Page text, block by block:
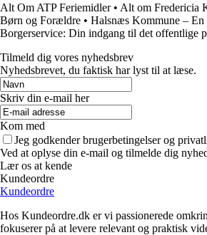
Alt Om ATP Feriemidler• Alt om Fredericia
Børn og Forældre • Halsnæs Kommune –
Borgerservice: Din indgang til det offentlige
Tilmeld dig vores nyhedsbrev
Nyhedsbrevet, du faktisk har lyst til at læse.
Skriv din e-mail her
Kom med
Jeg godkender brugerbetingelser og
Ved at oplyse din e-mail og tilmelde dig
Lær os at kende
Kundeordre
Kundeordre
Hos Kundeordre.dk er vi passionerede
fokuserer på at levere relevant og praktisk